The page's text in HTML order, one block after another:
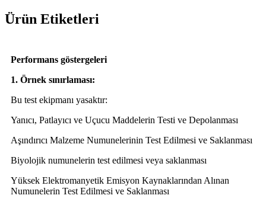
Ürün Etiketleri
Performans göstergeleri
1. Örnek sınırlaması:
Bu test ekipmanı yasaktır:
Yanıcı, Patlayıcı ve Uçucu Maddelerin Testi ve Depolanması
Aşındırıcı Malzeme Numunelerinin Test Edilmesi ve Saklanması
Biyolojik numunelerin test edilmesi veya saklanması
Yüksek Elektromanyetik Emisyon Kaynaklarından Alınan
Numunelerin Test Edilmesi ve Saklanması